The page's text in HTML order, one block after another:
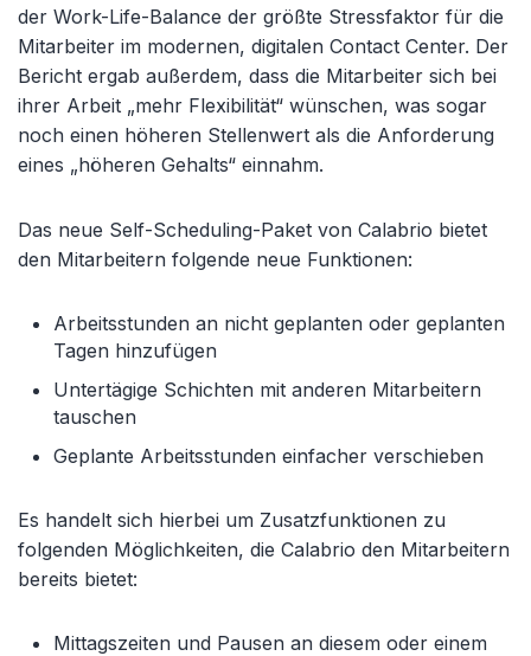
der Work-Life-Balance der größte Stressfaktor für die
Mitarbeiter im modernen, digitalen Contact Center. Der
Bericht ergab außerdem, dass die Mitarbeiter sich bei
ihrer Arbeit „mehr Flexibilität“ wünschen, was sogar
noch einen höheren Stellenwert als die Anforderung
eines „höheren Gehalts“ einnahm.
Das neue Self-Scheduling-Paket von Calabrio bietet
den Mitarbeitern folgende neue Funktionen:
Arbeitsstunden an nicht geplanten oder geplanten
Tagen hinzufügen
Untertägige Schichten mit anderen Mitarbeitern
tauschen
Geplante Arbeitsstunden einfacher verschieben
Es handelt sich hierbei um Zusatzfunktionen zu
folgenden Möglichkeiten, die Calabrio den Mitarbeitern
bereits bietet:
Mittagszeiten und Pausen an diesem oder einem